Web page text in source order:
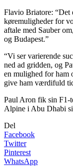
Flavio Briatore: “Det
køremuligheder for
aftale med Sauber
og Budapest.”
“Vi ser varierende
ned ad gridden, og
en mulighed for ham
give ham værdifuld
Paul Aron fik sin F1-
Alpine i Abu Dhabi
Del
Facebook
Twitter
Pinterest
WhatsApp